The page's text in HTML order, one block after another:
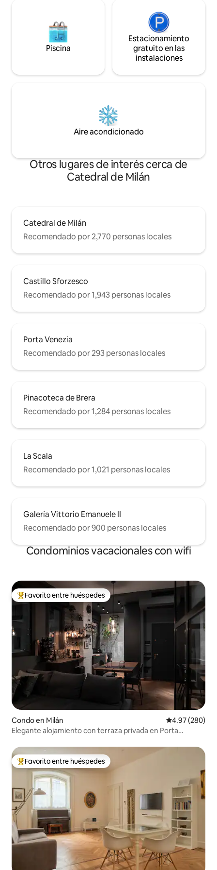
Piscina
Estacionamiento
gratuito en las
instalaciones
Aire acondicionado
Otros lugares de interés cerca de
Catedral de Milán
Catedral de Milán
Recomendado por 2,770 personas locales
Castillo Sforzesco
Recomendado por 1,943 personas locales
Porta Venezia
Recomendado por 293 personas locales
Pinacoteca de Brera
Recomendado por 1,284 personas locales
La Scala
Recomendado por 1,021 personas locales
Galería Vittorio Emanuele II
Recomendado por 900 personas locales
Condominios vacacionales con wifi
Favorito entre huéspedes preferido
Favorito entre huéspedes
Condo en Milán Calificación
4.97 (280)
Elegante alojamiento con terraza privada en Porta
Favorito entre huéspedes preferido
Favorito entre huéspedes